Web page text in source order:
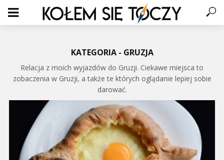
KATEGORIA - GRUZJA
Relacja z moich wyjazdów do Gruzji. Ciekawe miejsca to
zobaczenia w Gruzji, a także te których oglądanie lepiej sobie
darować.